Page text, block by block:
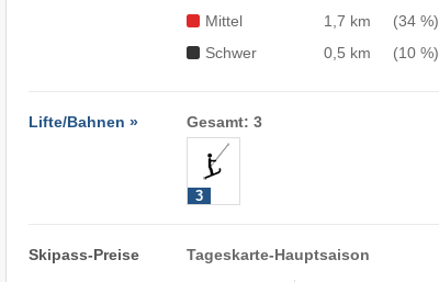
Mittel
1,7 km
(34 %)
Schwer
0,5 km (10 %)
Lifte/Bahnen » Gesamt: 3
3
Skipass-Preise Tageskarte-Hauptsaison